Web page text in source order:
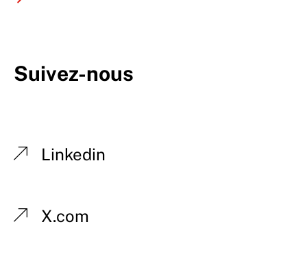
Suivez-nous
Linkedin
X.com